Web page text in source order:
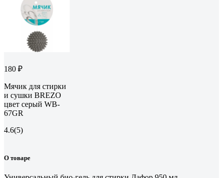
180 ₽
Мячик для стирки
и сушки BREZO
цвет серый WB-
67GR
4.6(5)
О товаре